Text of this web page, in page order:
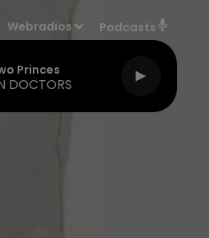
Webradios Podcasts
Princes
DOCTORS